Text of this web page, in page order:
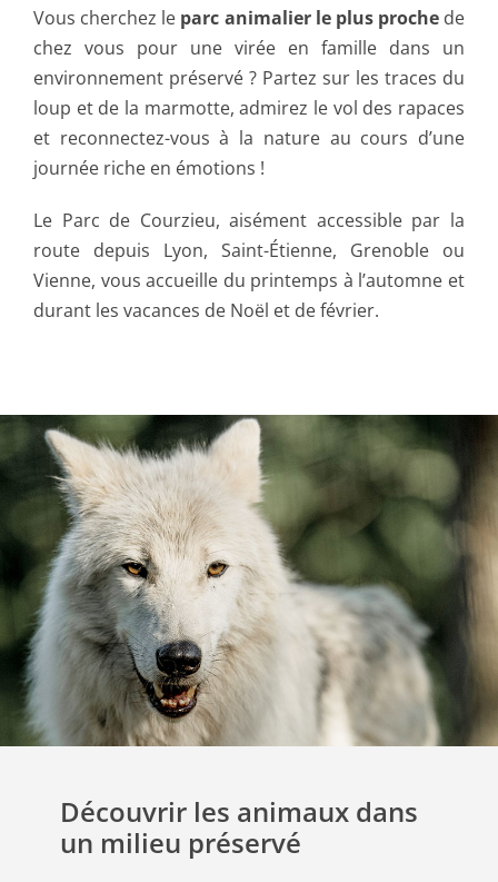
Vous cherchez le parc animalier le plus prochede
chez vous pour une virée en famille dans un
environnement préservé ? Partez sur les traces du
loup et de la marmotte, admirez le vol des rapaces
et reconnectez-vous à la nature au cours d’une
journée riche en émotions !
Le Parc de Courzieu, aisément accessible par la
route depuis Lyon, Saint-Étienne, Grenoble ou
Vienne, vous accueille du printemps à l’automne et
durant les vacances de Noël et de février.
Découvrir les animaux dans
un milieu préservé